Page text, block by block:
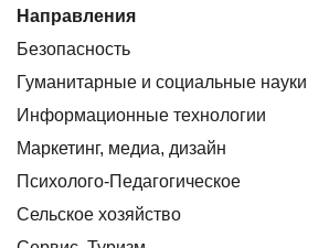
Направления
Безопасность
Гуманитарные и социальные науки
Информационные технологии
Маркетинг, медиа, дизайн
Психолого-Педагогическое
Сельское хозяйство